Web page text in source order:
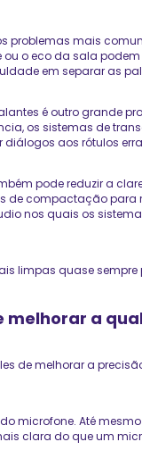
problemas mais
o eco da sala
em separar as
é outro grande
os sistemas de
diálogos aos rótulos
pode reduzir a
de compactação para
nos quais os
limpas quase sempre
melhorar a
de melhorar a
microfone. Até
clara do que um